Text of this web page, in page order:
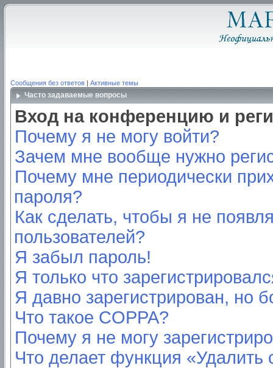
Сообщения без ответов | Активные темы
Часто задаваемые вопросы
Вход на конференцию и
Почему я не могу войти?
Зачем мне вообще нужно
Почему мне периодически
пароля?
Как сделать, чтобы я не
пользователей?
Я забыл пароль!
Я только что
Я давно зарегистрирован, но
Что такое COPPA?
Почему я не могу
Что делает функция